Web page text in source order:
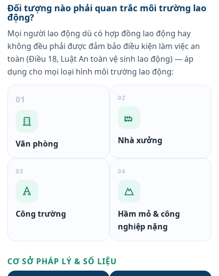
Đối tượng nào phải quan trắc môi trường lao
động?
Mọi người lao động dù có hợp đồng lao động hay
không đều phải được đảm bảo điều kiện làm việc an
toàn (Điều 18, Luật An toàn vệ sinh lao động) — áp
dụng cho mọi loại hình môi trường lao động:
01
Văn phòng
02
Nhà xưởng
03
Công trường
04
Hầm mỏ & công
nghiệp nặng
CƠ SỞ PHÁP LÝ & SỐ LIỆU